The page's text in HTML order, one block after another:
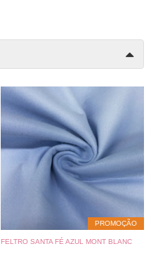
PROMOÇÃO
FELTRO SANTA FÉ AZUL MONT BLANC